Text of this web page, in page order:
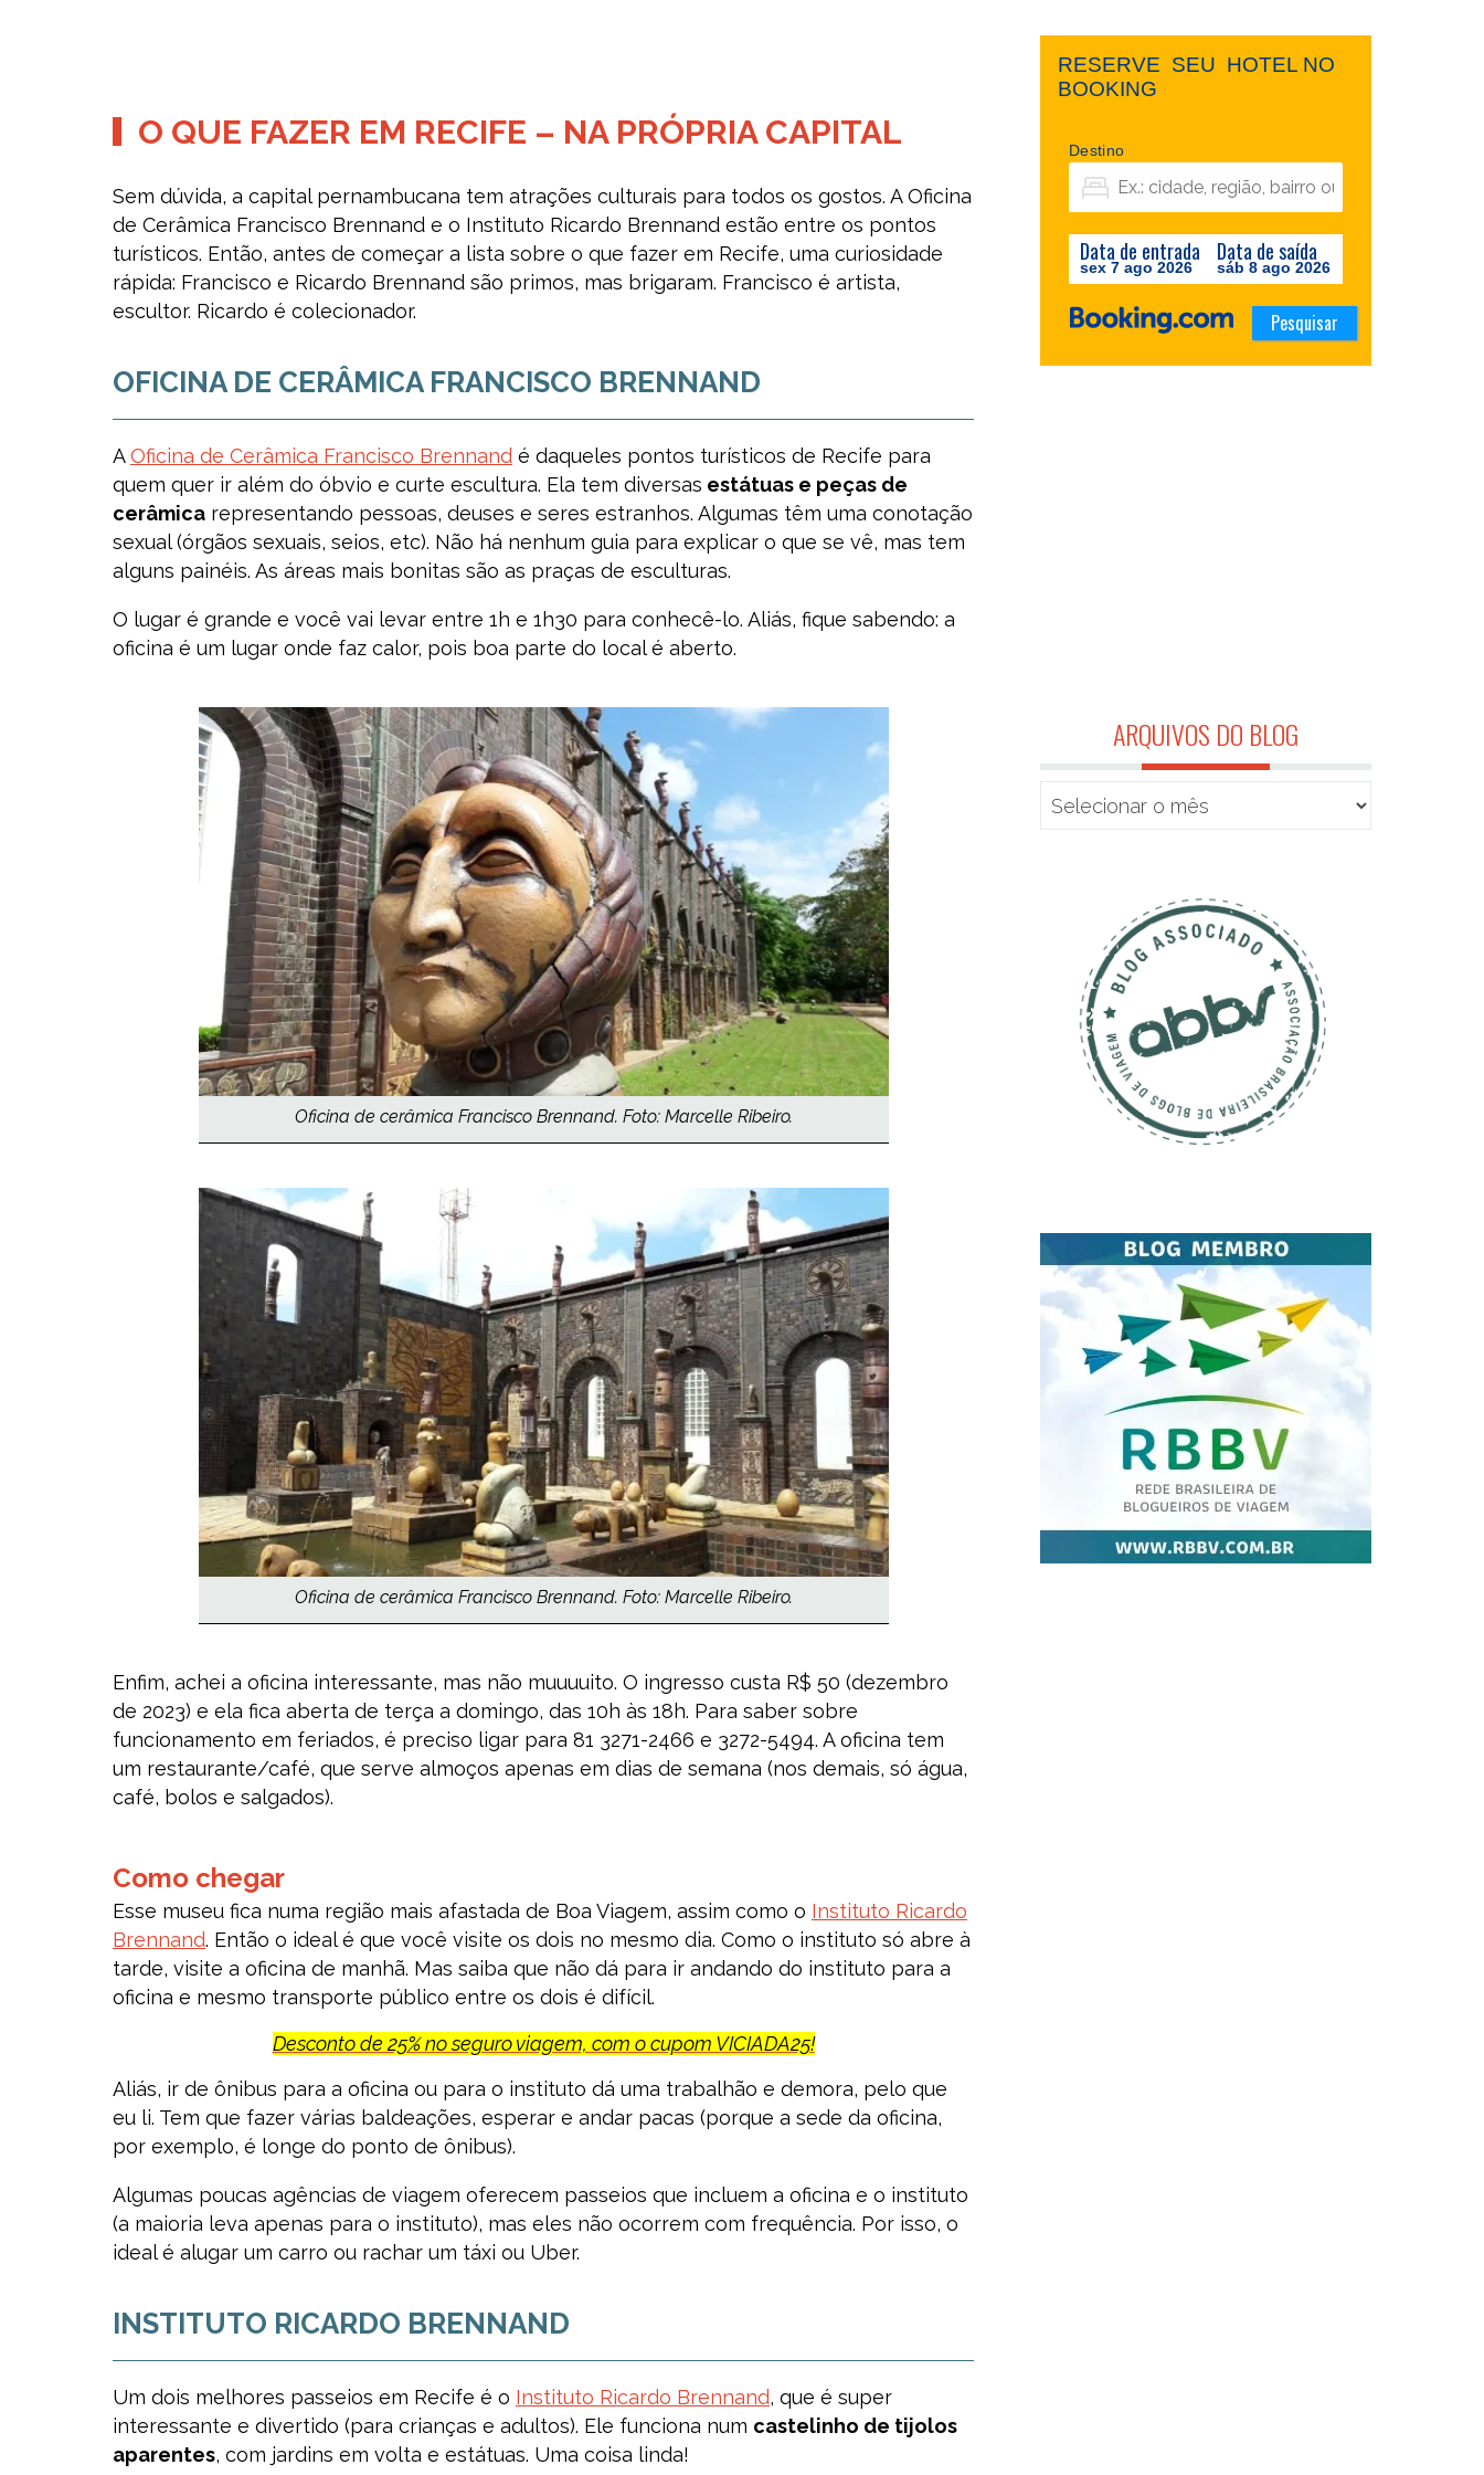
O QUE FAZER EM RECIFE – NA PRÓPRIA CAPITAL
Sem dúvida, a capital pernambucana tem atrações culturais para todos os gostos. A Oficina
de Cerâmica Francisco Brennand e o Instituto Ricardo Brennand estão entre os pontos
turísticos. Então, antes de começar a lista sobre o que fazer em Recife, uma curiosidade
rápida: Francisco e Ricardo Brennand são primos, mas brigaram. Francisco é artista,
escultor. Ricardo é colecionador.
OFICINA DE CERÂMICA FRANCISCO BRENNAND
AOficina de Cerâmica Francisco Brennand é daqueles pontos turísticos de Recife para
quem quer ir além do óbvio e curte escultura. Ela tem diversas estátuas e peças de
cerâmica representando pessoas, deuses e seres estranhos. Algumas têm uma conotação
sexual (órgãos sexuais, seios, etc). Não há nenhum guia para explicar o que se vê, mas tem
alguns painéis. As áreas mais bonitas são as praças de esculturas.
O lugar é grande e você vai levar entre 1h e 1h30 para conhecê-lo. Aliás, fique sabendo: a
oficina é um lugar onde faz calor, pois boa parte do local é aberto.
Oficina de cerâmica Francisco Brennand. Foto: Marcelle Ribeiro.
Oficina de cerâmica Francisco Brennand. Foto: Marcelle Ribeiro.
Enfim, achei a oficina interessante, mas não muuuuito. O ingresso custa R$ 50 (dezembro
de 2023) e ela fica aberta de terça a domingo, das 10h às 18h. Para saber sobre
funcionamento em feriados, é preciso ligar para 81 3271-2466 e 3272-5494. A oficina tem
um restaurante/café, que serve almoços apenas em dias de semana (nos demais, só água,
café, bolos e salgados).
Como chegar
Esse museu fica numa região mais afastada de Boa Viagem, assim como o Instituto Ricardo
Brennand. Então o ideal é que você visite os dois no mesmo dia. Como o instituto só abre à
tarde, visite a oficina de manhã. Mas saiba que não dá para ir andando do instituto para a
oficina e mesmo transporte público entre os dois é difícil.
Desconto de 25% no seguro viagem, com o cupom VICIADA25!
Aliás, ir de ônibus para a oficina ou para o instituto dá uma trabalhão e demora, pelo que
eu li. Tem que fazer várias baldeações, esperar e andar pacas (porque a sede da oficina,
por exemplo, é longe do ponto de ônibus).
Algumas poucas agências de viagem oferecem passeios que incluem a oficina e o instituto
(a maioria leva apenas para o instituto), mas eles não ocorrem com frequência. Por isso, o
ideal é alugar um carro ou rachar um táxi ou Uber.
INSTITUTO RICARDO BRENNAND
Um dois melhores passeios em Recife é o Instituto Ricardo Brennand, que é super
interessante e divertido (para crianças e adultos). Ele funciona num castelinho de tijolos
aparentes, com jardins em volta e estátuas. Uma coisa linda!
RESERVE ​ ​SEU ​ ​HOTEL NO ​ ​
BOOKING
Destino
Data de entrada
sex 7 ago 2026
Data de saída
sáb 8 ago 2026
ARQUIVOS DO BLOG